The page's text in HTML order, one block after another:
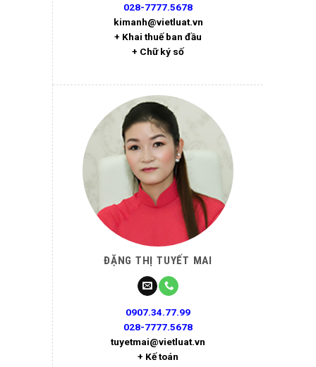
028-7777.5678
kimanh@vietluat.vn
+ Khai thuế ban đầu
+ Chữ ký số
ĐẶNG THỊ TUYẾT MAI
0907.34.77.99
028-7777.5678
tuyetmai@vietluat.vn
+ Kế toán